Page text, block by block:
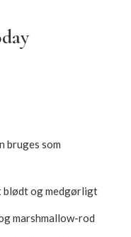
bruges som
blødt og medgørligt
marshmallow-rod